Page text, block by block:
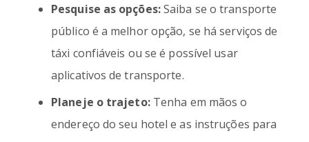
Pesquise as opções:Saiba se o transporte
público é a melhor opção, se há serviços de
táxi confiáveis ou se é possível usar
aplicativos de transporte.
Planeje o trajeto:Tenha em mãos o
endereço do seu hotel e as instruções para